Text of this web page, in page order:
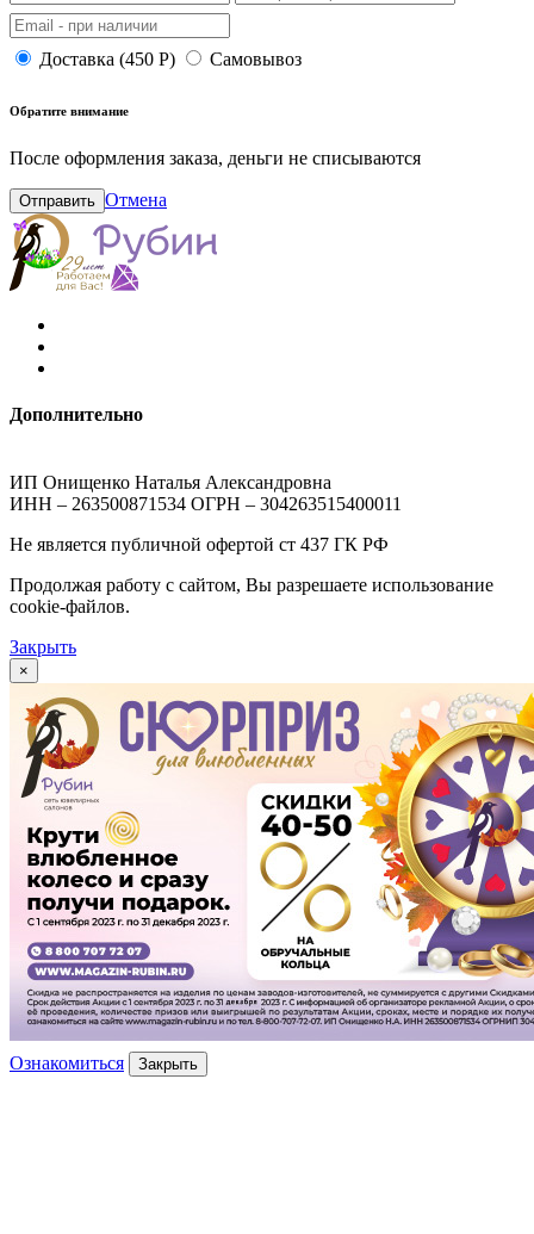
Доставка (450 Р) Самовывоз
Обратите внимание
После оформления заказа, деньги не списываются
Отправить Отмена
Дополнительно
ИП Онищенко Наталья Александровна
ИНН – 263500871534 ОГРН – 304263515400011
Не является публичной офертой ст 437 ГК РФ
Продолжая работу с сайтом, Вы разрешаете использование
cookie-файлов.
Закрыть
×
Ознакомиться Закрыть